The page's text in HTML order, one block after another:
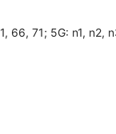
66, 71; 5G: n1, n2,